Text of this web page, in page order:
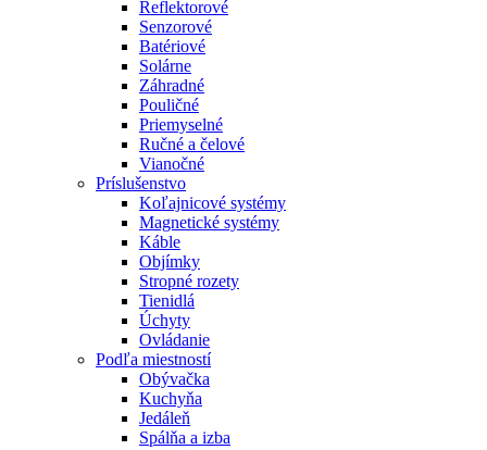
Reflektorové
Senzorové
Batériové
Solárne
Záhradné
Pouličné
Priemyselné
Ručné a čelové
Vianočné
Príslušenstvo
Koľajnicové systémy
Magnetické systémy
Káble
Objímky
Stropné rozety
Tienidlá
Úchyty
Ovládanie
Podľa miestností
Obývačka
Kuchyňa
Jedáleň
Spálňa a izba